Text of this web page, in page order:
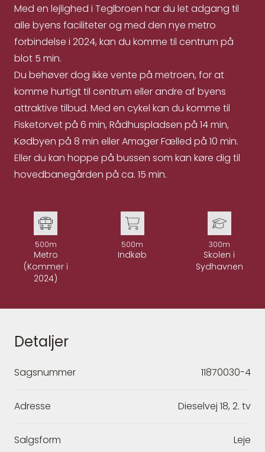
Med en lejlighed i Teglbroen har du let adgang til
alle byens faciliteter og med den nye metro
forbindelse i 2024, kan du komme til centrum på
blot 5 min.
Du behøver dog ikke vente på metroen, for at
komme hurtigt til centrum eller andre af byens
attraktive tilbud. Med en cykel kan du komme til
Fisketorvet på 6 min, Rådhuspladsen på 14 min,
Kødbyen på 8 min eller Amager Fælled på 10 min.
Eller du kan hoppe på bussen som kan køre dig til
hovedbanegården på ca. 15 min.
500m
Metro
(Kommer i
2024)
500m
Indkøb
300m
Skolen i
Sydhavnen
Detaljer
Sagsnummer 11870030-4
Adresse Dieselvej 18, 2. tv
Salgsform Leje